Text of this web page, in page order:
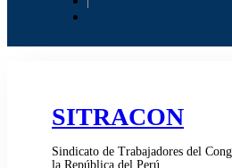
SITRACON
Sindicato de Trabajadores del
la República del Perú